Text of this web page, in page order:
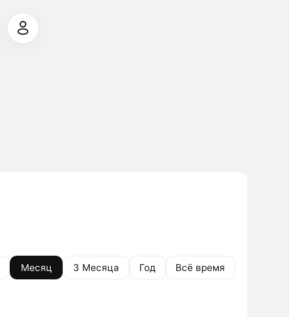
Месяц 3 Месяца Год Всё время